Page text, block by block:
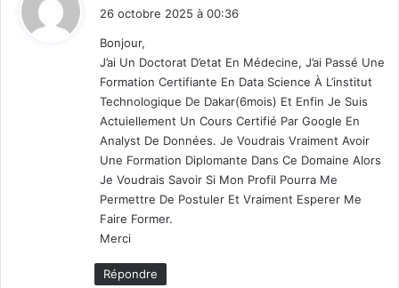
:
26 octobre 2025 à 00:36
Bonjour,
J’ai Un Doctorat D’etat En Médecine, J’ai Passé Une
Formation Certifiante En Data Science À L’institut
Technologique De Dakar(6mois) Et Enfin Je Suis
Actuiellement Un Cours Certifié Par Google En
Analyst De Données. Je Voudrais Vraiment Avoir
Une Formation Diplomante Dans Ce Domaine Alors
Je Voudrais Savoir Si Mon Profil Pourra Me
Permettre De Postuler Et Vraiment Esperer Me
Faire Former.
Merci
Répondre